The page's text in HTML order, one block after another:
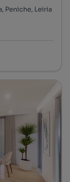
Peniche, Leiria